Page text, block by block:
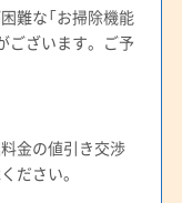
難な「お掃除機能
ございます。ご予
金の値引き交渉
ださい。